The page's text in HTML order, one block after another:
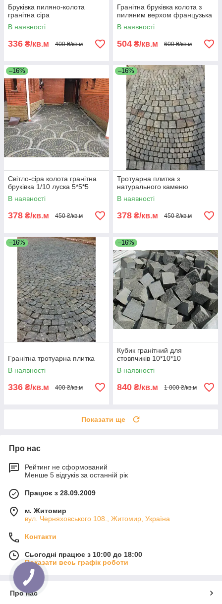
Бруківка пиляно-колота
гранітна сіра
В наявності
336 ₴/кв.м 400 ₴/кв.м
Гранітна бруківка колота з
пиляним верхом французька
В наявності
504 ₴/кв.м 600 ₴/кв.м
–16%
Світло-сіра колота гранітна
бруківка 1/10 луска 5*5*5
В наявності
378 ₴/кв.м 450 ₴/кв.м
–16%
Тротуарна плитка з
натурального каменю
В наявності
378 ₴/кв.м 450 ₴/кв.м
–16%
Гранітна тротуарна плитка
В наявності
336 ₴/кв.м 400 ₴/кв.м
–16%
Кубик гранітний для
стовпчиків 10*10*10
В наявності
840 ₴/кв.м 1 000 ₴/кв.м
Показати ще
Про нас
Рейтинг не сформований
Менше 5 відгуків за останній рік
Працює з 28.09.2009
м. Житомир
вул. Черняховського 108., Житомир, Україна
Контакти
Сьогодні працює з 10:00 до 18:00
Показати весь графік роботи
Про нас